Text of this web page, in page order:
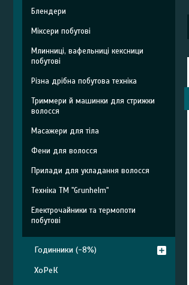
Блендери
Міксери побутові
Млинниці, вафельниці кексници
побутові
Різна дрібна побутова техніка
Триммери й машинки для стрижки
волосся
Масажери для тіла
Фени для волосся
Прилади для укладання волосся
Техніка ТМ "Grunhelm"
Електрочайники та термопоти
побутові
Годинники (-8%)
ХоРеК